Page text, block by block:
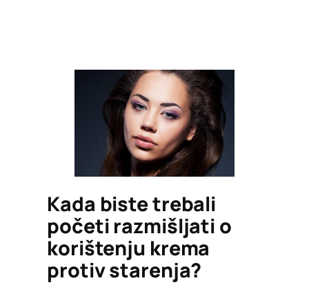
Kada biste trebali
početi razmišljati o
korištenju krema
protiv starenja?